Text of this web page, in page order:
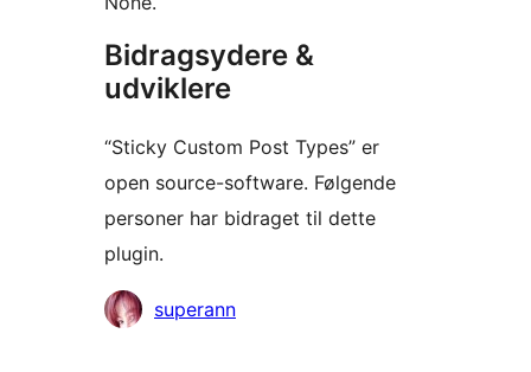
Bidragsydere &
udviklere
“Sticky Custom Post Types” er
open source-software. Følgende
personer har bidraget til dette
plugin.
Bidragsydere
superann